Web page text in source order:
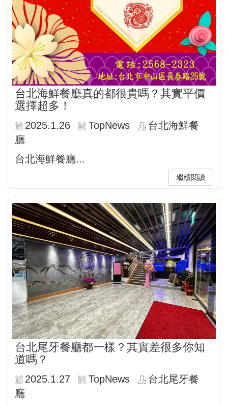
台北海鮮餐廳真的都很貴嗎？其實平價
選擇超多！
2025.1.26 TopNews
台北海鮮餐
廳
台北海鮮餐廳...
繼續閱讀
台北尾牙餐廳都一樣？其實差很多你知
道嗎？
2025.1.27 TopNews
台北尾牙餐
廳